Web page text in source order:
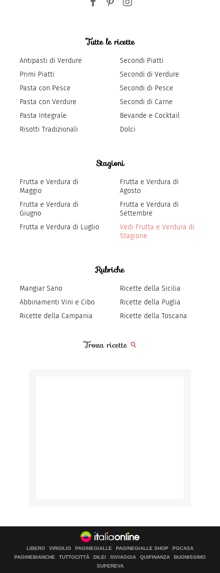
Tutte le ricette
Antipasti di Verdure
Primi Piatti
Pasta con Pesce
Pasta con Verdure
Pasta Integrale
Risotti Tradizionali
Secondi Piatti
Secondi di Verdure
Secondi di Pesce
Secondi di Carne
Bevande e Cocktail
Dolci
Stagioni
Frutta e Verdura di
Maggio
Frutta e Verdura di
Giugno
Frutta e Verdura di Luglio
Frutta e Verdura di
Agosto
Frutta e Verdura di
Settembre
Vedi Frutta e Verdura di
Stagione
Rubriche
Mangiar Sano
Abbinamenti Vini e Cibo
Ricette della Campania
Ricette della Sicilia
Ricette della Puglia
Ricette della Toscana
Trova ricette
LIBERO VIRGILIO PAGINEGIALLE PAGINEGIALLE SHOP
PGCASA
PAGINEBIANCHE
TUTTOCITTÀ DILEI SIVIAGGIA QUIFINANZA
BUONISSIMO
SUPEREVA